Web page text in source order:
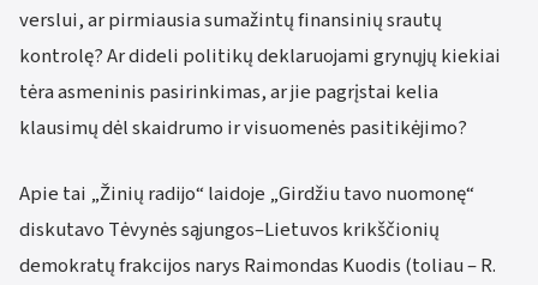
verslui, ar pirmiausia sumažintų finansinių srautų
kontrolę? Ar dideli politikų deklaruojami grynųjų kiekiai
tėra asmeninis pasirinkimas, ar jie pagrįstai kelia
klausimų dėl skaidrumo ir visuomenės pasitikėjimo?
Apie tai „Žinių radijo“ laidoje „Girdžiu tavo nuomonę“
diskutavo Tėvynės sąjungos–Lietuvos krikščionių
demokratų frakcijos narys Raimondas Kuodis (toliau – R.